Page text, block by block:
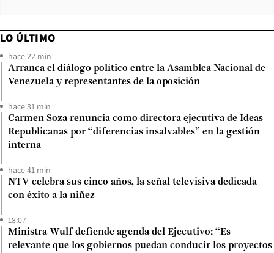
LO ÚLTIMO
hace 22 min
Arranca el diálogo político entre la Asamblea Nacional de
Venezuela y representantes de la oposición
hace 31 min
Carmen Soza renuncia como directora ejecutiva de Ideas
Republicanas por “diferencias insalvables” en la gestión
interna
hace 41 min
NTV celebra sus cinco años, la señal televisiva dedicada
con éxito a la niñez
18:07
Ministra Wulf defiende agenda del Ejecutivo: “Es
relevante que los gobiernos puedan conducir los proyectos